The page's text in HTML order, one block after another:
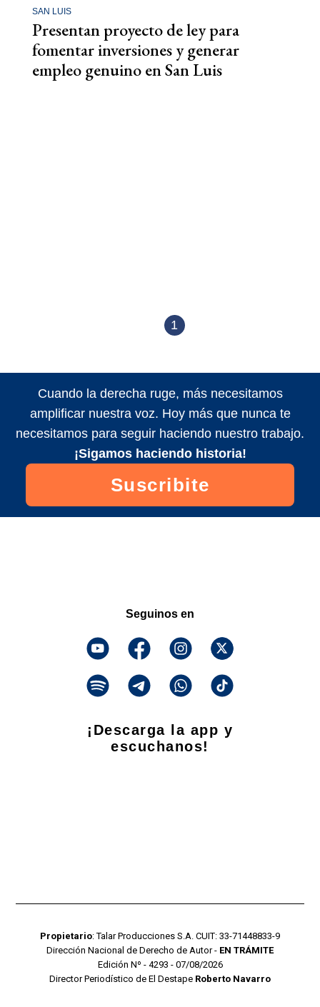
SAN LUIS
Presentan proyecto de ley para
fomentar inversiones y generar
empleo genuino en San Luis
1
Cuando la derecha ruge, más necesitamos
amplificar nuestra voz. Hoy más que nunca te
necesitamos para seguir haciendo nuestro trabajo.
¡Sigamos haciendo historia!
Suscribite
Seguinos en
¡Descarga la app y
escuchanos!
Propietario: Talar Producciones S.A. CUIT: 33-71448833-9
Dirección Nacional de Derecho de Autor - EN TRÁMITE
Edición Nº - 4293 - 07/08/2026
Director Periodístico de El Destape Roberto Navarro